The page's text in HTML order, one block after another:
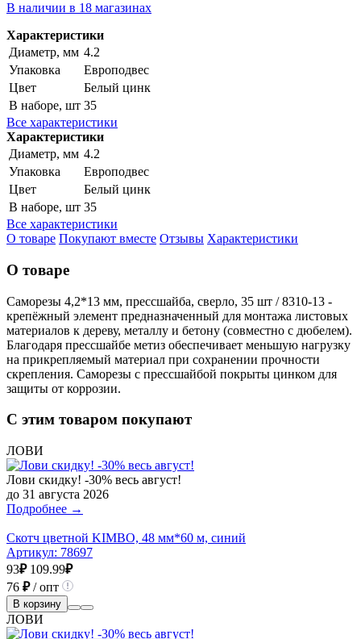
В наличии в 18 магазинах
Характеристики
Диаметр, мм 4.2
Упаковка
Европодвес
Цвет
Белый цинк
В наборе, шт 35
Все характеристики
Характеристики
Диаметр, мм 4.2
Упаковка
Европодвес
Цвет
Белый цинк
В наборе, шт 35
Все характеристики
О товаре Покупают вместе Отзывы Характеристики
О товаре
Саморезы 4,2*13 мм, прессшайба, сверло, 35 шт / 8310-13 -
крепёжный элемент предназначенный для монтажа листовых
материалов к дереву, металлу и бетону (совместно с дюбелем).
Благодаря прессшайбе метиз обеспечивает меньшую нагрузку
на прикрепляемый материал при сохранении прочности
скрепления. Саморезы с прессшайбой покрыты цинком для
защиты от коррозии.
С этим товаром покупают
ЛОВИ
Лови скидку! -30% весь август!
до 31 августа 2026
Подробнее →
Скотч цветной KIMBO, 48 мм*60 м, синий
Артикул: 78697
93₽ 109.99₽
76 ₽/ опт
В корзину
ЛОВИ